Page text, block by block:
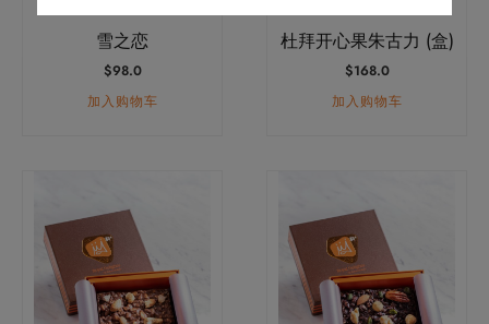
雪之恋
$98.0
加入购物车
杜拜开心果朱古力 (盒)
$168.0
加入购物车